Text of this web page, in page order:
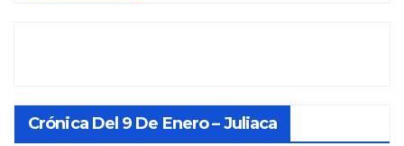
Crónica Del 9 De Enero – Juliaca